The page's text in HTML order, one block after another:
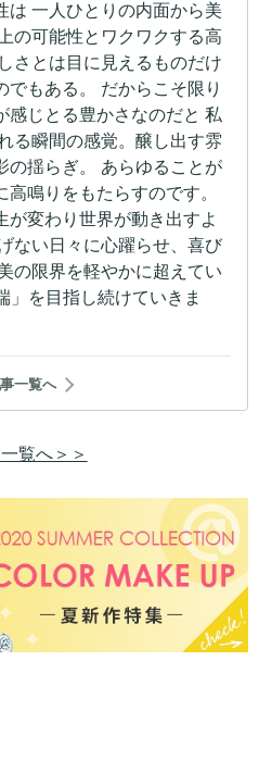
は 一人ひとりの内面から美
の可能性とワクワクする高
さとは目に見えるものだけ
でもある。 だからこそ限り
感じとる豊かさなのだと 私
る瞬間の感覚。醸し出す雰
の揺らぎ。 あらゆることが
鳴りをもたらすのです。
が変わり世界が動き出すよ
ない日々に心躍らせ、喜び
の限界を軽やかに超えてい
」を目指し続けていきま
一覧へ
覧へ＞＞